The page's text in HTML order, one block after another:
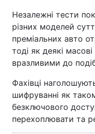
Незалежні тести
різних моделей
преміальних авто
тоді як деякі
вразливими до
Фахівці
шифруванні як
безключового
перехоплювати та